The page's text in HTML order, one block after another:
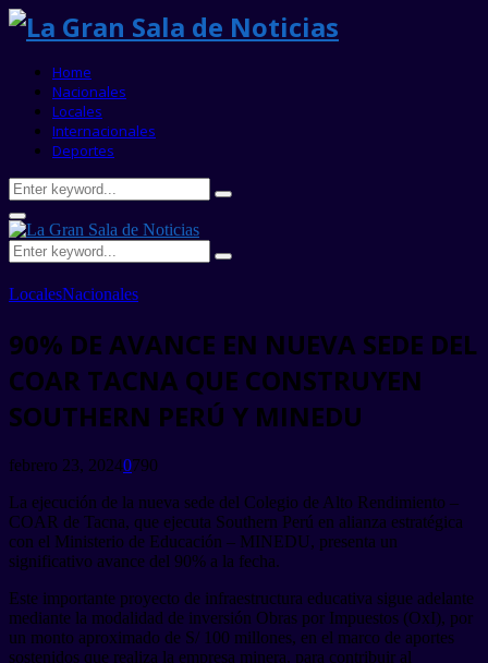
Home
Nacionales
Locales
Internacionales
Deportes
Search
for:
Search
Primary
Menu
Search
for:
Search
LocalesNacionales
90% DE AVANCE EN NUEVA SEDE DEL
COAR TACNA QUE CONSTRUYEN
SOUTHERN PERÚ Y MINEDU
febrero 23, 20240790
La ejecución de la nueva sede del Colegio de Alto Rendimiento –
COAR de Tacna, que ejecuta Southern Perú en alianza estratégica
con el Ministerio de Educación – MINEDU, presenta un
significativo avance del 90% a la fecha.
Este importante proyecto de infraestructura educativa sigue adelante
mediante la modalidad de inversión Obras por Impuestos (OxI), por
un monto aproximado de S/ 100 millones, en el marco de aportes
sostenidos que realiza la empresa minera, para contribuir al